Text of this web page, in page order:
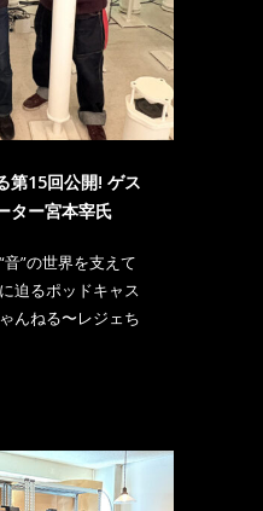
第15回公開! ゲス
ター宮本宰氏
”の世界を支えて
迫るポッドキャス
んねる〜レジェち